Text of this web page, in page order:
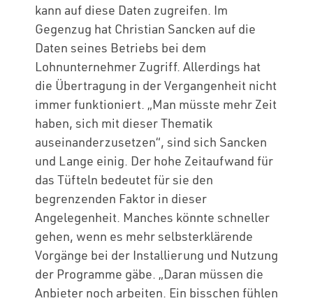
kann auf diese Daten zugreifen. Im
Gegenzug hat Christian Sancken auf die
Daten seines Betriebs bei dem
Lohnunternehmer Zugriff. Allerdings hat
die Übertragung in der Vergangenheit nicht
immer funktioniert. „Man müsste mehr Zeit
haben, sich mit dieser Thematik
auseinanderzusetzen“, sind sich Sancken
und Lange einig. Der hohe Zeitaufwand für
das Tüfteln bedeutet für sie den
begrenzenden Faktor in dieser
Angelegenheit. Manches könnte schneller
gehen, wenn es mehr selbsterklärende
Vorgänge bei der Installierung und Nutzung
der Programme gäbe. „Daran müssen die
Anbieter noch arbeiten. Ein bisschen fühlen